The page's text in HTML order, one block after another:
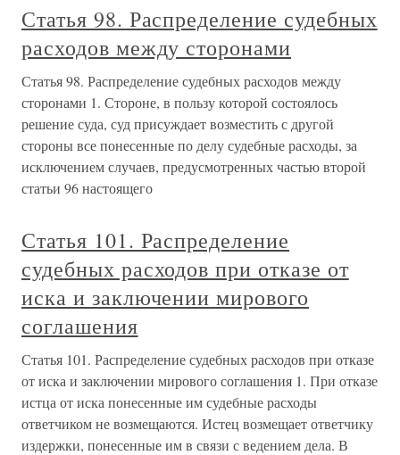
Статья 98. Распределение судебных
расходов между сторонами
Статья 98. Распределение судебных расходов между
сторонами 1. Стороне, в пользу которой состоялось
решение суда, суд присуждает возместить с другой
стороны все понесенные по делу судебные расходы, за
исключением случаев, предусмотренных частью второй
статьи 96 настоящего
Статья 101. Распределение
судебных расходов при отказе от
иска и заключении мирового
соглашения
Статья 101. Распределение судебных расходов при отказе
от иска и заключении мирового соглашения 1. При отказе
истца от иска понесенные им судебные расходы
ответчиком не возмещаются. Истец возмещает ответчику
издержки, понесенные им в связи с ведением дела. В